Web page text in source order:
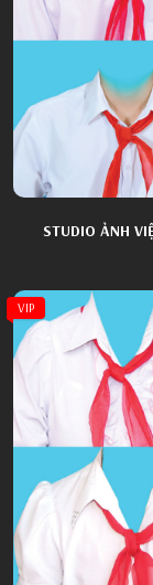
STUDIO ẢNH
VIP